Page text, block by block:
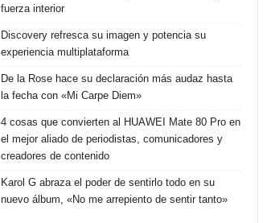
fuerza interior
Discovery refresca su imagen y potencia su
experiencia multiplataforma
De la Rose hace su declaración más audaz hasta
la fecha con «Mi Carpe Diem»
4 cosas que convierten al HUAWEI Mate 80 Pro en
el mejor aliado de periodistas, comunicadores y
creadores de contenido
Karol G abraza el poder de sentirlo todo en su
nuevo álbum, «No me arrepiento de sentir tanto»